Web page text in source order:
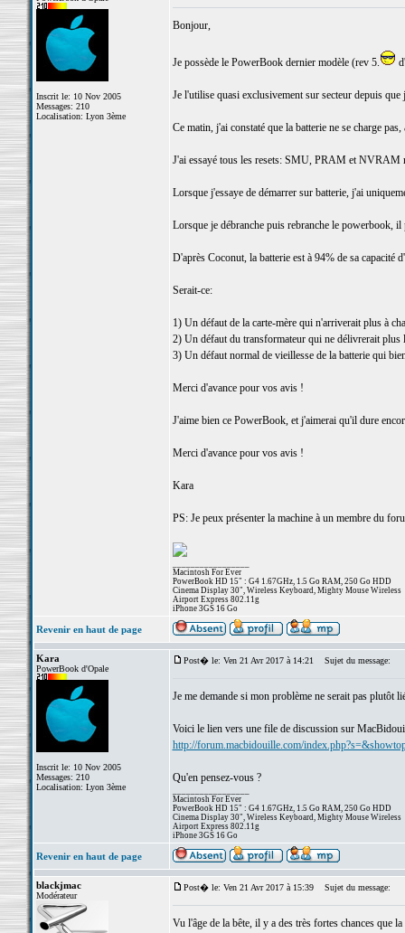
Inscrit le: 10 Nov 2005
Messages: 210
Localisation: Lyon 3ème
Bonjour,
Je possède le PowerBook dernier modèle (rev 5.
Je l'utilise quasi exclusivement sur secteur depuis que
Ce matin, j'ai constaté que la batterie ne se charge
J'ai essayé tous les resets: SMU, PRAM et NVRAM
Lorsque j'essaye de démarrer sur batterie, j'ai
Lorsque je débranche puis rebranche le powerbook,
D'après Coconut, la batterie est à 94% de sa
Serait-ce:
1) Un défaut de la carte-mère qui n'arriverait plus à
2) Un défaut du transformateur qui ne délivrerait plus
3) Un défaut normal de vieillesse de la batterie qui
Merci d'avance pour vos avis !
J'aime bien ce PowerBook, et j'aimerai qu'il dure
Merci d'avance pour vos avis !
Kara
PS: Je peux présenter la machine à un membre du
Macintosh For Ever
PowerBook HD 15" : G4 1.67GHz, 1.5 Go RAM, 250 Go HDD
Cinema Display 30", Wireless Keyboard, Mighty Mouse Wireless
Airport Express 802.11g
iPhone 3GS 16 Go
Revenir en haut de page
Kara
PowerBook d'Opale
Inscrit le: 10 Nov 2005
Messages: 210
Localisation: Lyon 3ème
Post� le: Ven 21 Avr 2017 à 14:21 Sujet du message:
Je me demande si mon problème ne serait pas plutôt
Voici le lien vers une file de discussion sur
http://forum.macbidouille.com/
Qu'en pensez-vous ?
Macintosh For Ever
PowerBook HD 15" : G4 1.67GHz, 1.5 Go RAM, 250 Go HDD
Cinema Display 30", Wireless Keyboard, Mighty Mouse Wireless
Airport Express 802.11g
iPhone 3GS 16 Go
Revenir en haut de page
blackjmac
Modérateur
Post� le: Ven 21 Avr 2017 à 15:39 Sujet du message:
Vu l'âge de la bête, il y a des très fortes chances que